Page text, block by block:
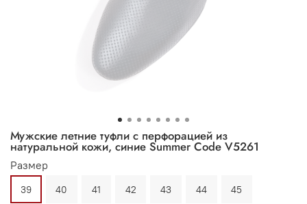
Мужские летние туфли с перфорацией из
натуральной кожи, синие Summer Code V5261
Размер
39 40 41 42 43 44 45